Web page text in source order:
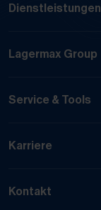
Dienstleistungen
Lagermax Group
Service & Tools
Karriere
Kontakt